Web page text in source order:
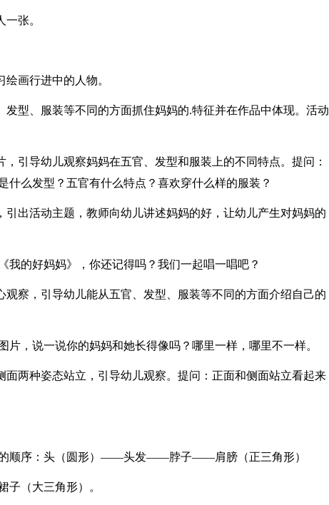
张。
画行进中的人物。
发型、服装等不同的方面抓住妈妈的.特征并在作品中体现。活动
，引导幼儿观察妈妈在五官、发型和服装上的不同特点。提问：
什么发型？五官有什么特点？喜欢穿什么样的服装？
引出活动主题，教师向幼儿讲述妈妈的好，让幼儿产生对妈妈的
我的好妈妈》，你还记得吗？我们一起唱一唱吧？
观察，引导幼儿能从五官、发型、服装等不同的方面介绍自己的
片，说一说你的妈妈和她长得像吗？哪里一样，哪里不一样。
面两种姿态站立，引导幼儿观察。提问：正面和侧面站立看起来
的顺序：头（圆形）——头发——脖子——肩膀（正三角形）
（大三角形）。